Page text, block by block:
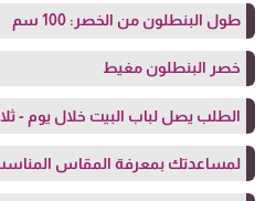
طول البنطلون من الخصر: 100 سم
خصر البنطلون مغيط
الطلب يصل لباب البيت خلال يوم -
لمساعدتك بمعرفة المقاس